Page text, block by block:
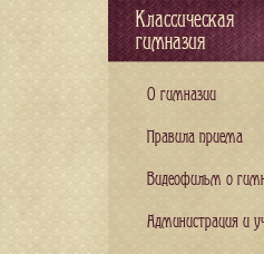
Классическая
гимназия
О гимназии
Правила приема
Видеофильм о
Администрация и